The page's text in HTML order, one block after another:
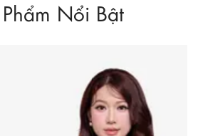
Nổi Bật